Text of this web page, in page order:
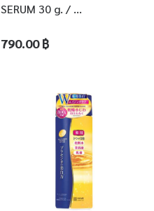
SERUM 30 g. / ...
790.00 ฿